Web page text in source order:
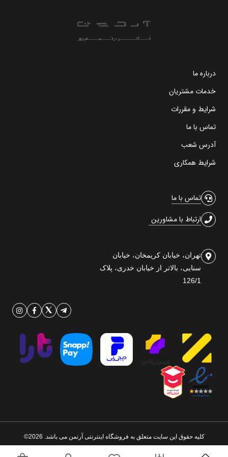
درباره ما
خدمات مشتریان
شرایط و مقررات
تماس با ما
آدرس شعب
شرایط همکاری
تماس با ما
ارتباط با مشاورین
تهران، خیابان کریمخان، خیابان
سنایی، بالاتر از خیابان خدری، پلاک
126/1
کلیه حقوق این سایت متعلق به فروشگاه اینترنتی آرتمن می باشد. 2026©